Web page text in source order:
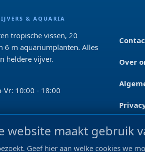
& AQUARIA
tropische vissen, 20
6 m aquariumplanten. Alles
heldere vijver.
Vr: 10:00 - 18:00
REVIEWS
Over
Blog &
website maakt gebruik
Geef hier aan welke cookies we